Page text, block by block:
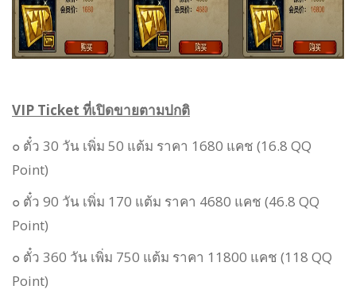
VIP Ticket ที่เปิดขายตามปกติ
๐ ตั๋ว 30 วัน เพิ่ม 50 แต้ม ราคา 1680 แคช (16.8 QQ
Point)
๐ ตั๋ว 90 วัน เพิ่ม 170 แต้ม ราคา 4680 แคช (46.8 QQ
Point)
๐ ตั๋ว 360 วัน เพิ่ม 750 แต้ม ราคา 11800 แคช (118 QQ
Point)